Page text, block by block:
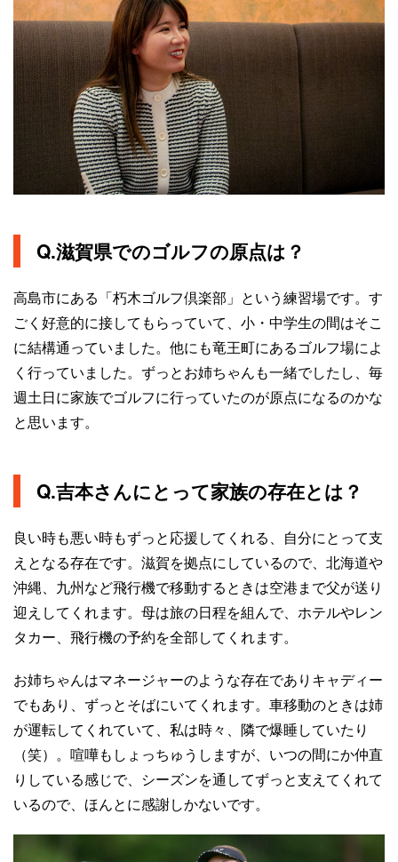
Q.滋賀県でのゴルフの原点は？
高島市にある「朽木ゴルフ倶楽部」という練習場です。す
ごく好意的に接してもらっていて、小・中学生の間はそこ
に結構通っていました。他にも竜王町にあるゴルフ場によ
く行っていました。ずっとお姉ちゃんも一緒でしたし、毎
週土日に家族でゴルフに行っていたのが原点になるのかな
と思います。
Q.吉本さんにとって家族の存在とは？
良い時も悪い時もずっと応援してくれる、自分にとって支
えとなる存在です。滋賀を拠点にしているので、北海道や
沖縄、九州など飛行機で移動するときは空港まで父が送り
迎えしてくれます。母は旅の日程を組んで、ホテルやレン
タカー、飛行機の予約を全部してくれます。
お姉ちゃんはマネージャーのような存在でありキャディー
でもあり、ずっとそばにいてくれます。車移動のときは姉
が運転してくれていて、私は時々、隣で爆睡していたり
（笑）。喧嘩もしょっちゅうしますが、いつの間にか仲直
りしている感じで、シーズンを通してずっと支えてくれて
いるので、ほんとに感謝しかないです。